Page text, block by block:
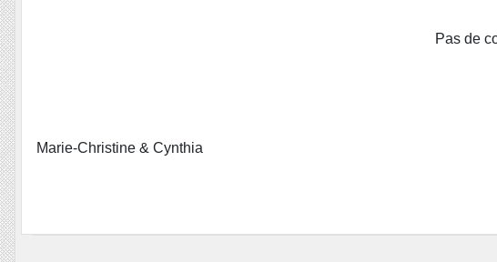
Pas de
Marie-Christine & Cynthia